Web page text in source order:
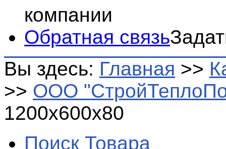
компании
Обратная связь
Вы здесь: Главная >>
>> ООО
1200х600х80
Поиск Товара